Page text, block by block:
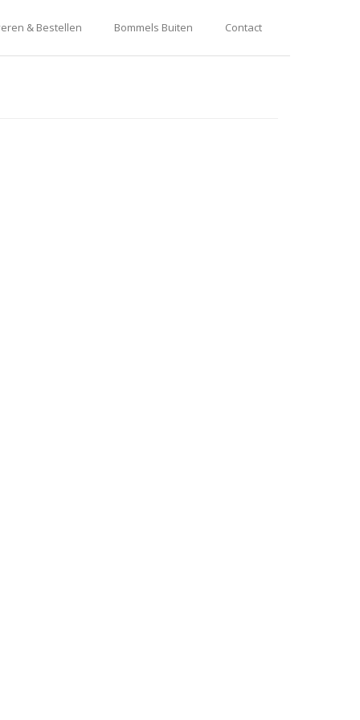
& Bestellen Bommels Buiten Contact